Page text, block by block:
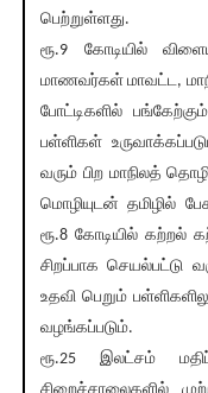
பெற்றுள்ளது.
ரூ.9 கோடியில்
மாணவர்கள் மாவட்ட,
போட்டிகளில்
பள்ளிகள்
வரும் பிற மாநிலத்
மொழியுடன் தமிழில்
ரூ.8 கோடியில் கற்றல்
சிறப்பாக செயல்பட்டு
உதவி பெறும்
வழங்கப்படும்.
ரூ.25 இலட்சம்